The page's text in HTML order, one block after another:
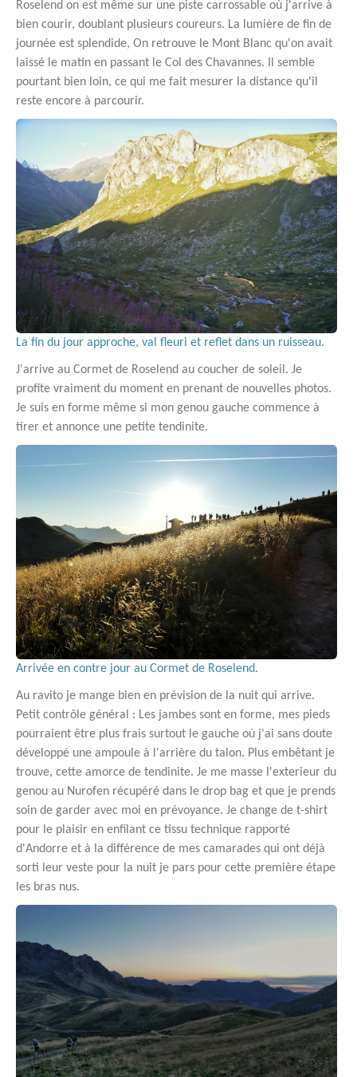
Roselend on est même sur une piste carrossable où j'arrive à
bien courir, doublant plusieurs coureurs. La lumière de fin de
journée est splendide, On retrouve le Mont Blanc qu'on avait
laissé le matin en passant le Col des Chavannes. Il semble
pourtant bien loin, ce qui me fait mesurer la distance qu'il
reste encore à parcourir.
La fin du jour approche, val fleuri et reflet dans un ruisseau.
J'arrive au Cormet de Roselend au coucher de soleil. Je
profite vraiment du moment en prenant de nouvelles photos.
Je suis en forme même si mon genou gauche commence à
tirer et annonce une petite tendinite.
Arrivée en contre jour au Cormet de Roselend.
Au ravito je mange bien en prévision de la nuit qui arrive.
Petit contrôle général : Les jambes sont en forme, mes pieds
pourraient être plus frais surtout le gauche où j'ai sans doute
développé une ampoule à l'arrière du talon. Plus embêtant je
trouve, cette amorce de tendinite. Je me masse l'exterieur du
genou au Nurofen récupéré dans le drop bag et que je prends
soin de garder avec moi en prévoyance. Je change de t-shirt
pour le plaisir en enfilant ce tissu technique rapporté
d'Andorre et à la différence de mes camarades qui ont déjà
sorti leur veste pour la nuit je pars pour cette première étape
les bras nus.